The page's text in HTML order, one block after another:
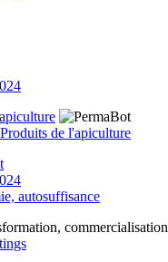
Produits de l'apiculture
autosuffisance
commercialisation